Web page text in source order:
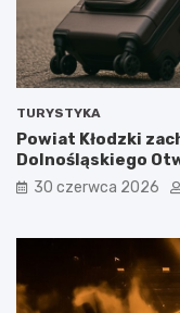
TURYSTYKA
Powiat Kłodzki
Dolnośląskiego
30 czerwca 2026